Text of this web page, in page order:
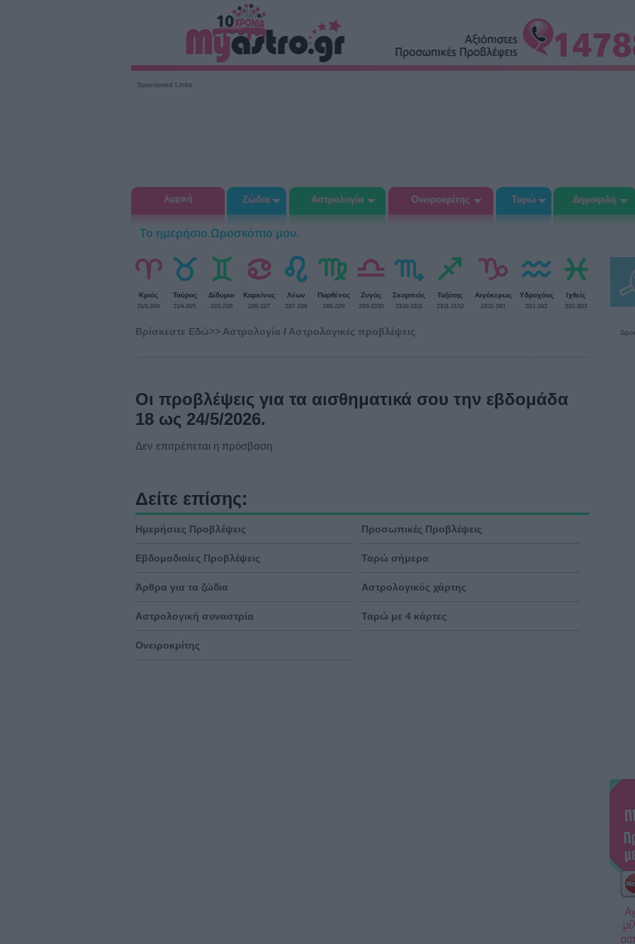
Sponsored Links
Αρχική Ζώδια Αστρολογία Ονειροκρίτης Ταρώ Δημοφιλή
Το ημερήσιο Ωροσκόπιο μου.
Κριός
21/3-20/4
Ταύρος
21/4-20/5
Δίδυμοι
21/5-21/6
Καρκίνος
22/6-22/7
Λέων
23/7-23/8
Παρθένος
24/8-22/9
Ζυγός
23/9-22/10
Σκορπιός
23/10-22/11
Τοξότης
23/11-21/12
Αιγόκερως
22/12-19/1
Υδροχόος
20/1-19/2
Ιχθείς
20/2-20/3
Βρίσκεστε Eδώ>> Αστρολογία / Αστρολογικές προβλέψεις
Οι προβλέψεις για τα αισθηματικά σου την εβδομάδα
18 ως 24/5/2026.
Δεν επιτρέπεται η πρόσβαση
Δείτε επίσης:
Ημερήσιες Προβλέψεις Προσωπικές Προβλέψεις
Εβδομαδιαίες Προβλέψεις Ταρώ σήμερα
Άρθρα για τα ζώδια Αστρολογικός χάρτης
Αστρολογική συναστρία Ταρώ με 4 κάρτες
Ονειροκρίτης